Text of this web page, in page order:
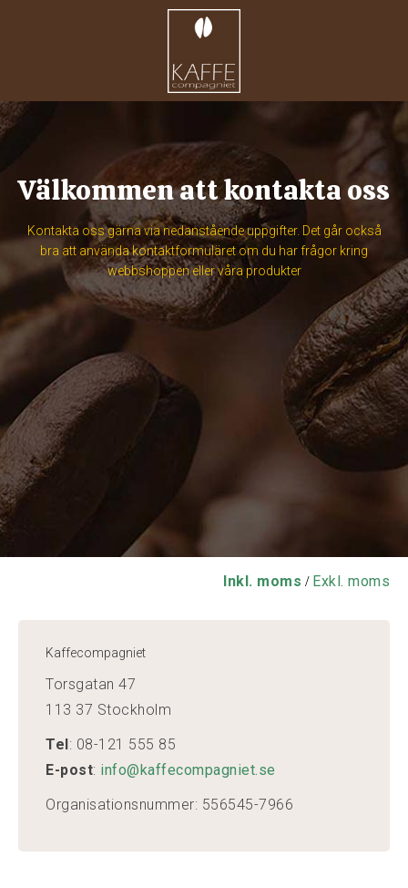
Välkommen att kontakta oss
Kontakta oss gärna via nedanstående uppgifter. Det går också
bra att använda kontaktformuläret om du har frågor kring
webbshoppen eller våra produkter
Inkl. moms / Exkl. moms
Kaffecompagniet
Torsgatan 47
113 37 Stockholm
Tel: 08-121 555 85
E-post: info@kaffecompagniet.se
Organisationsnummer: 556545-7966